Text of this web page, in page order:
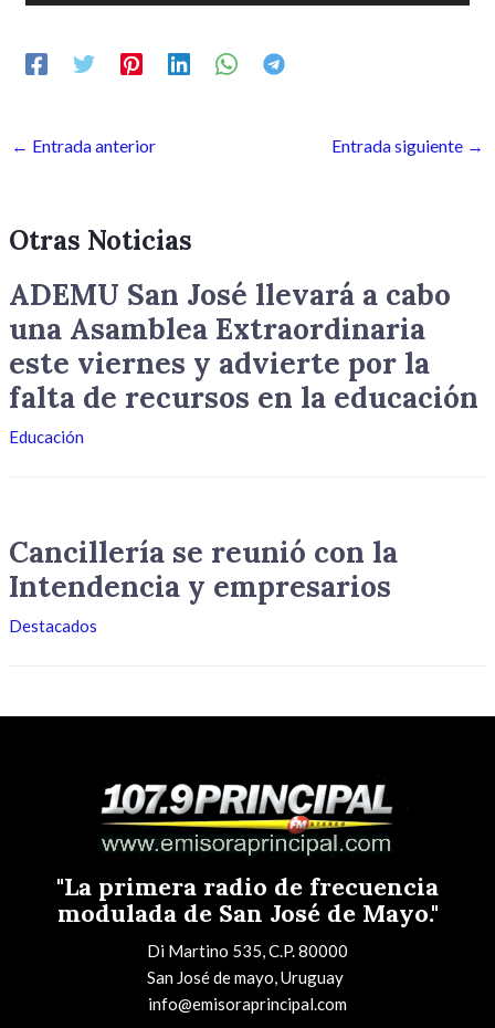
← Entrada anterior Entrada siguiente →
Otras Noticias
ADEMU San José llevará a cabo
una Asamblea Extraordinaria
este viernes y advierte por la
falta de recursos en la educación
Educación
Cancillería se reunió con la
Intendencia y empresarios
Destacados
"La primera radio de frecuencia
modulada de San José de Mayo."
Di Martino 535, C.P. 80000
San José de mayo, Uruguay
info@emisoraprincipal.com